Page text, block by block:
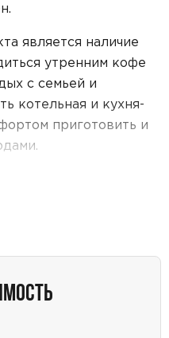
является наличие
утренним кофе
с семьей и
котельная и кухня-
приготовить и
добавляют шарму и
кто ценит
для
дополнительным